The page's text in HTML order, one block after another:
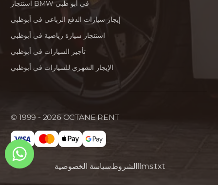
BMW في أبو ظبي
إيجار سيارات الدفع الرباعي في أبوظبي
استئجار سيارة رياضية في أبوظبي
تأجير السيارات في أبوظبي
الإيجار الشهري للسيارات في أبوظبي
© 1999 - 2026 OCTANE RENT
سياسة الخصوصيةالشروط llms.txt